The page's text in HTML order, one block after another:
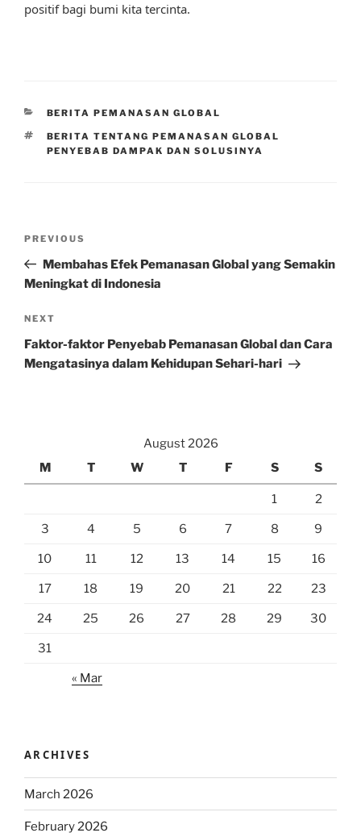
positif bagi bumi kita tercinta.
CATEGORIES
BERITA PEMANASAN GLOBAL
TAGS
BERITA TENTANG PEMANASAN GLOBAL
PENYEBAB DAMPAK DAN SOLUSINYA
Previous
Post
PREVIOUS
Membahas Efek Pemanasan Global yang Semakin
Meningkat di Indonesia
Next
Post
NEXT
Faktor-faktor Penyebab Pemanasan Global dan Cara
Mengatasinya dalam Kehidupan Sehari-hari
August 2026
M
T W T F S S
1 2
3 4 5 6 7 8 9
10 11 12 13 14 15 16
17 18 19 20 21 22 23
24 25 26 27 28 29 30
31
« Mar
ARCHIVES
March 2026
February 2026